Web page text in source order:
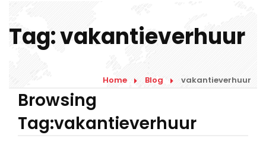
Prijsaanvraag
Blog
Links
Tag:vakantieverhuur
Home Blog vakantieverhuur
Browsing
Tag:vakantieverhuur